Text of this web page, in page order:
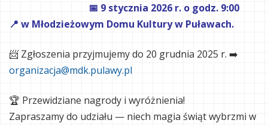
📅 9 stycznia 2026 r. o godz. 9:00
📍 w Młodzieżowym Domu Kultury w Puławach.
📨 Zgłoszenia przyjmujemy do 20 grudnia 2025 r. ➡️
organizacja@mdk.pulawy.pl
🏆 Przewidziane nagrody i wyróżnienia!
Zapraszamy do udziału — niech magia świąt wybrzmi w